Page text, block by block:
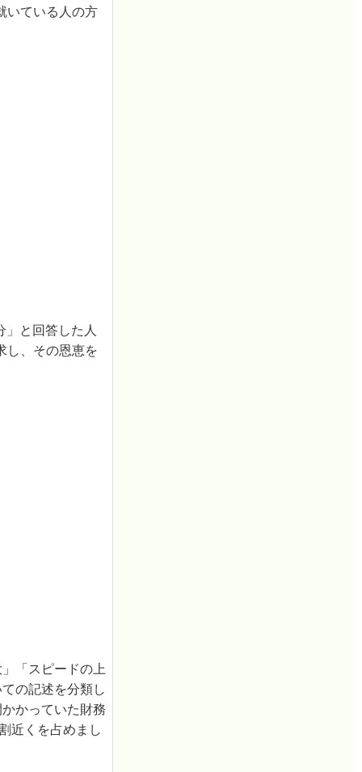
いている人の方
と回答した人
し、その恩恵を
「スピードの上
の記述を分類し
かっていた財務
近くを占めまし